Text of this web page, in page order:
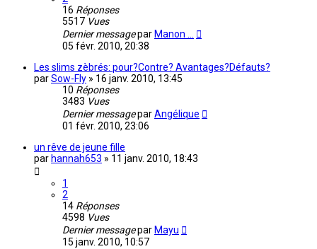
16 Réponses
5517 Vues
Dernier messagepar Manon ...
05 févr. 2010, 20:38
Les slims zèbrés: pour?Contre? Avantages?Défauts?
parSow-Fly » 16 janv. 2010, 13:45
10 Réponses
3483 Vues
Dernier messageparAngélique
01 févr. 2010, 23:06
un rêve de jeune fille
par hannah653 » 11 janv. 2010, 18:43
1
2
14 Réponses
4598 Vues
Dernier messagepar Mayu
15 janv. 2010, 10:57